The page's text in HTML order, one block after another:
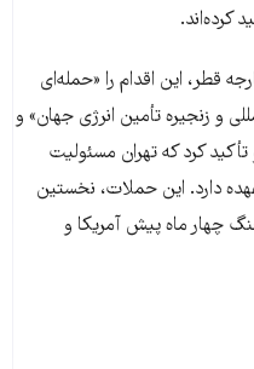
کرده‌اند.
قطر، این اقدام را «حمله‌ای
و زنجیره تأمین انرژی جهان» و
کرد که تهران مسئولیت
دارد. این حملات، نخستین
چهار ماه پیش آمریکا و